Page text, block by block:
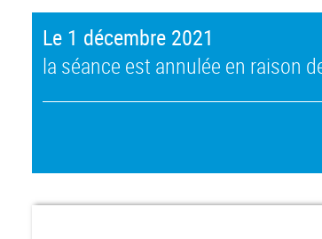
Le 1 décembre 2021
la séance est annulée en raison